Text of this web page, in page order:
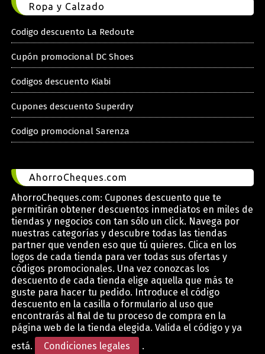
Ropa y Calzado
Codigo descuento La Redoute
Cupón promocional DC Shoes
Codigos descuento Kiabi
Cupones descuento Superdry
Codigo promocional Sarenza
AhorroCheques.com
AhorroCheques.com: Cupones descuento que te
permitirán obtener descuentos inmediatos en miles de
tiendas y negocios con tan sólo un click. Navega por
nuestras categorías y descubre todas las tiendas
partner que venden eso que tú quieres. Clica en los
logos de cada tienda para ver todas sus ofertas y
códigos promocionales. Una vez conozcas los
descuento de cada tienda elige aquella que más te
guste para hacer tu pedido. Introduce el código
descuento en la casilla o formulario al uso que
encontrarás al final de tu proceso de compra en la
página web de la tienda elegida. Valida el código y ya
está.
Condiciones legales .